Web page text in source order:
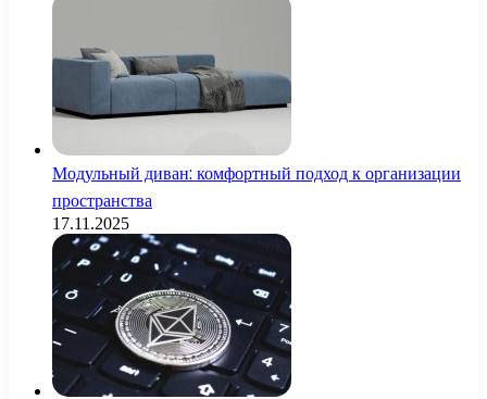
Модульный диван: комфортный подход к организации
пространства
17.11.2025